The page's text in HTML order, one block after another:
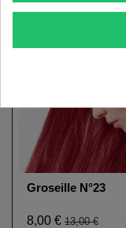
Groseille N°23
8,00 €13,00 €